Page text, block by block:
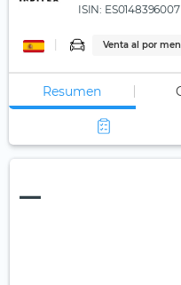
ISIN: ES0148396007
Venta al por
Resumen
—